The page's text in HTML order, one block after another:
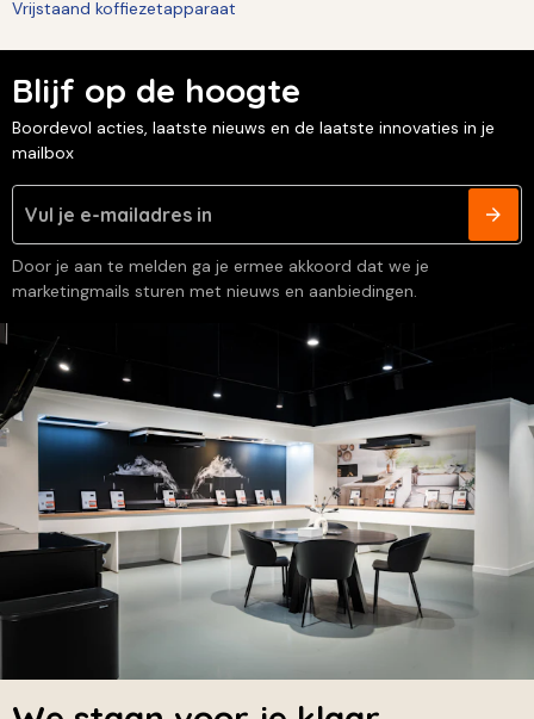
Vrijstaand koffiezetapparaat
Blijf op de hoogte
Boordevol acties, laatste nieuws en de laatste innovaties in je
mailbox
Door je aan te melden ga je ermee akkoord dat we je
marketingmails sturen met nieuws en aanbiedingen.